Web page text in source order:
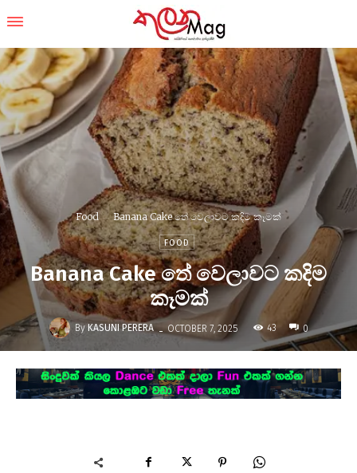
Food Banana Cake තේ වෙලාවට කදිම කෑමක්
FOOD
Banana Cake තේ වෙලාවට කදිම
කෑමක්
By KASUNI PERERA - OCTOBER 7, 2025 43 0